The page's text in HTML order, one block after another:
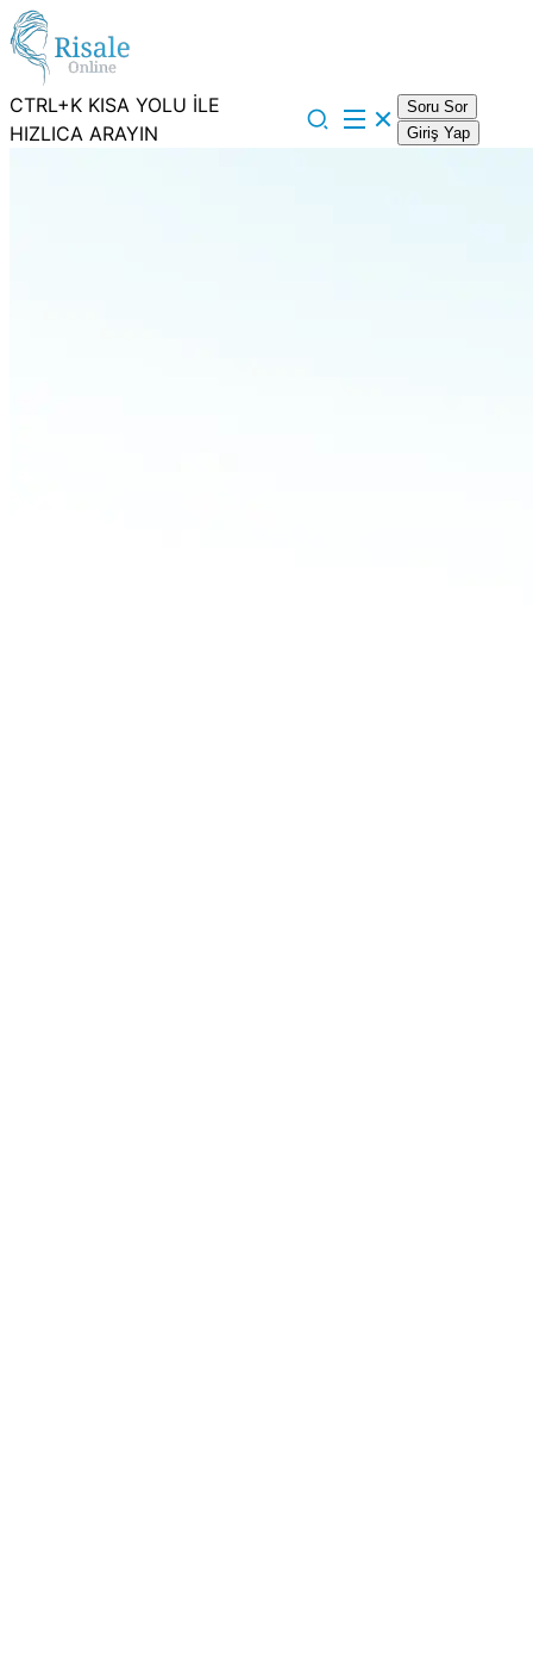
CTRL+K KISA YOLU İLE
HIZLICA ARAYIN
Soru Sor
Giriş Yap